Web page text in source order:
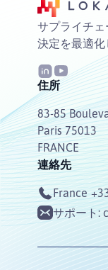
サプライチ
決定を最適
住所
83-85
Paris 75013
FRANCE
連絡先
France
サポート: